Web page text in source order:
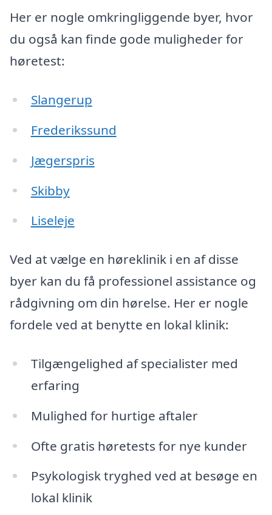
Her er nogle omkringliggende byer, hvor
du også kan finde gode muligheder for
høretest:
Slangerup
Frederikssund
Jægerspris
Skibby
Liseleje
Ved at vælge en høreklinik i en af disse
byer kan du få professionel assistance og
rådgivning om din hørelse. Her er nogle
fordele ved at benytte en lokal klinik:
Tilgængelighed af specialister med
erfaring
Mulighed for hurtige aftaler
Ofte gratis høretests for nye kunder
Psykologisk tryghed ved at besøge en
lokal klinik